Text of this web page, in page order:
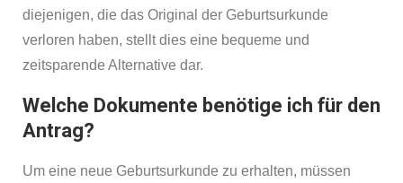
diejenigen, die das Original der Geburtsurkunde
verloren haben, stellt dies eine bequeme und
zeitsparende Alternative dar.
Welche Dokumente benötige ich für den
Antrag?
Um eine neue Geburtsurkunde zu erhalten, müssen